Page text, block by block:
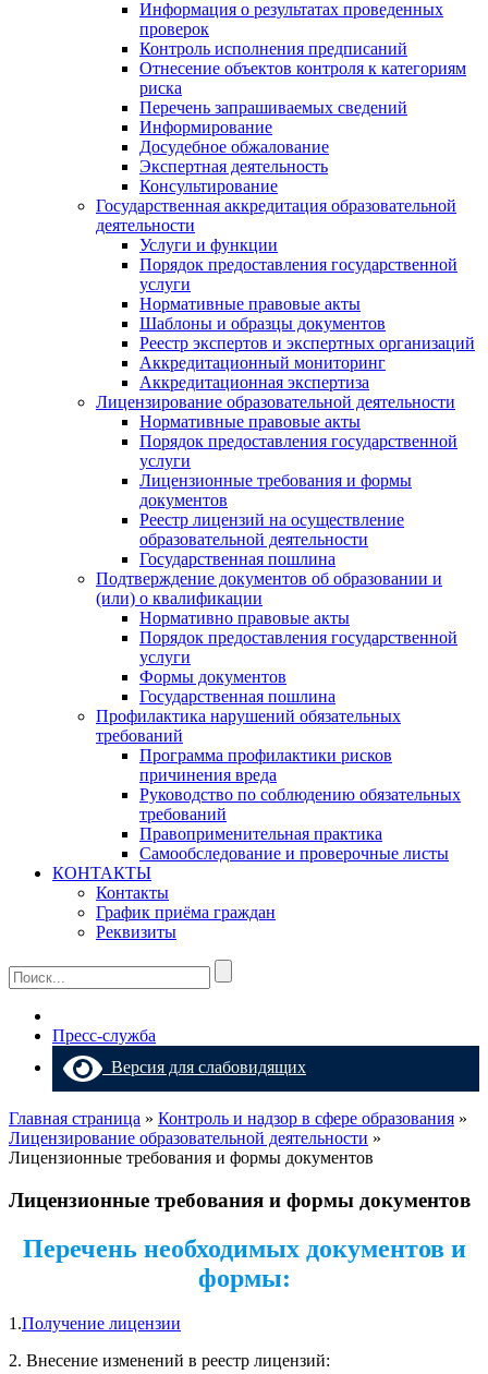
Информация о результатах проведенных
проверок
Контроль исполнения предписаний
Отнесение объектов контроля к категориям
риска
Перечень запрашиваемых сведений
Информирование
Досудебное обжалование
Экспертная деятельность
Консультирование
Государственная аккредитация образовательной
деятельности
Услуги и функции
Порядок предоставления государственной
услуги
Нормативные правовые акты
Шаблоны и образцы документов
Реестр экспертов и экспертных организаций
Аккредитационный мониторинг
Аккредитационная экспертиза
Лицензирование образовательной деятельности
Нормативные правовые акты
Порядок предоставления государственной
услуги
Лицензионные требования и формы
документов
Реестр лицензий на осуществление
образовательной деятельности
Государственная пошлина
Подтверждение документов об образовании и
(или) о квалификации
Нормативно правовые акты
Порядок предоставления государственной
услуги
Формы документов
Государственная пошлина
Профилактика нарушений обязательных
требований
Программа профилактики рисков
причинения вреда
Руководство по соблюдению обязательных
требований
Правоприменительная практика
Самообследование и проверочные листы
КОНТАКТЫ
Контакты
График приёма граждан
Реквизиты
Пресс-служба
Версия для слабовидящих
Главная страница » Контроль и надзор в сфере образования »
Лицензирование образовательной деятельности »
Лицензионные требования и формы документов
Лицензионные требования и формы документов
Перечень необходимых документов и
формы:
1.Получение лицензии
2. Внесение изменений в реестр лицензий: